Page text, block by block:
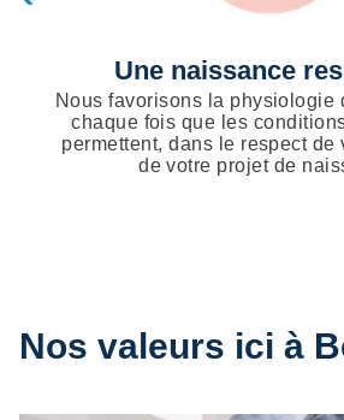
Une naissance
Nous favorisons la physiologie
chaque fois que les
permettent, dans le respect de
de votre projet de
Nos valeurs ici à